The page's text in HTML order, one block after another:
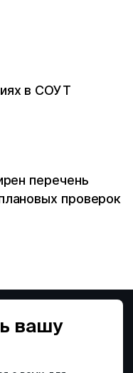
в СОУТ
перечень
проверок
вашу